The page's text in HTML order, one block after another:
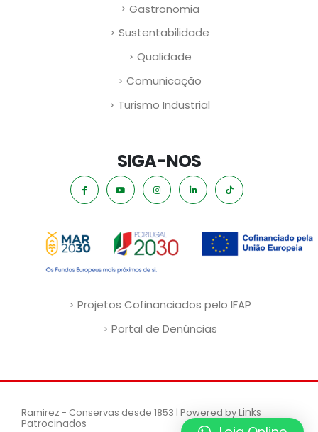
Gastronomia
Sustentabilidade
Qualidade
Comunicação
Turismo Industrial
SIGA-NOS
Projetos Cofinanciados pelo IFAP
Portal de Denúncias
Ramirez - Conservas desde 1853 | Powered byLinks
Patrocinados